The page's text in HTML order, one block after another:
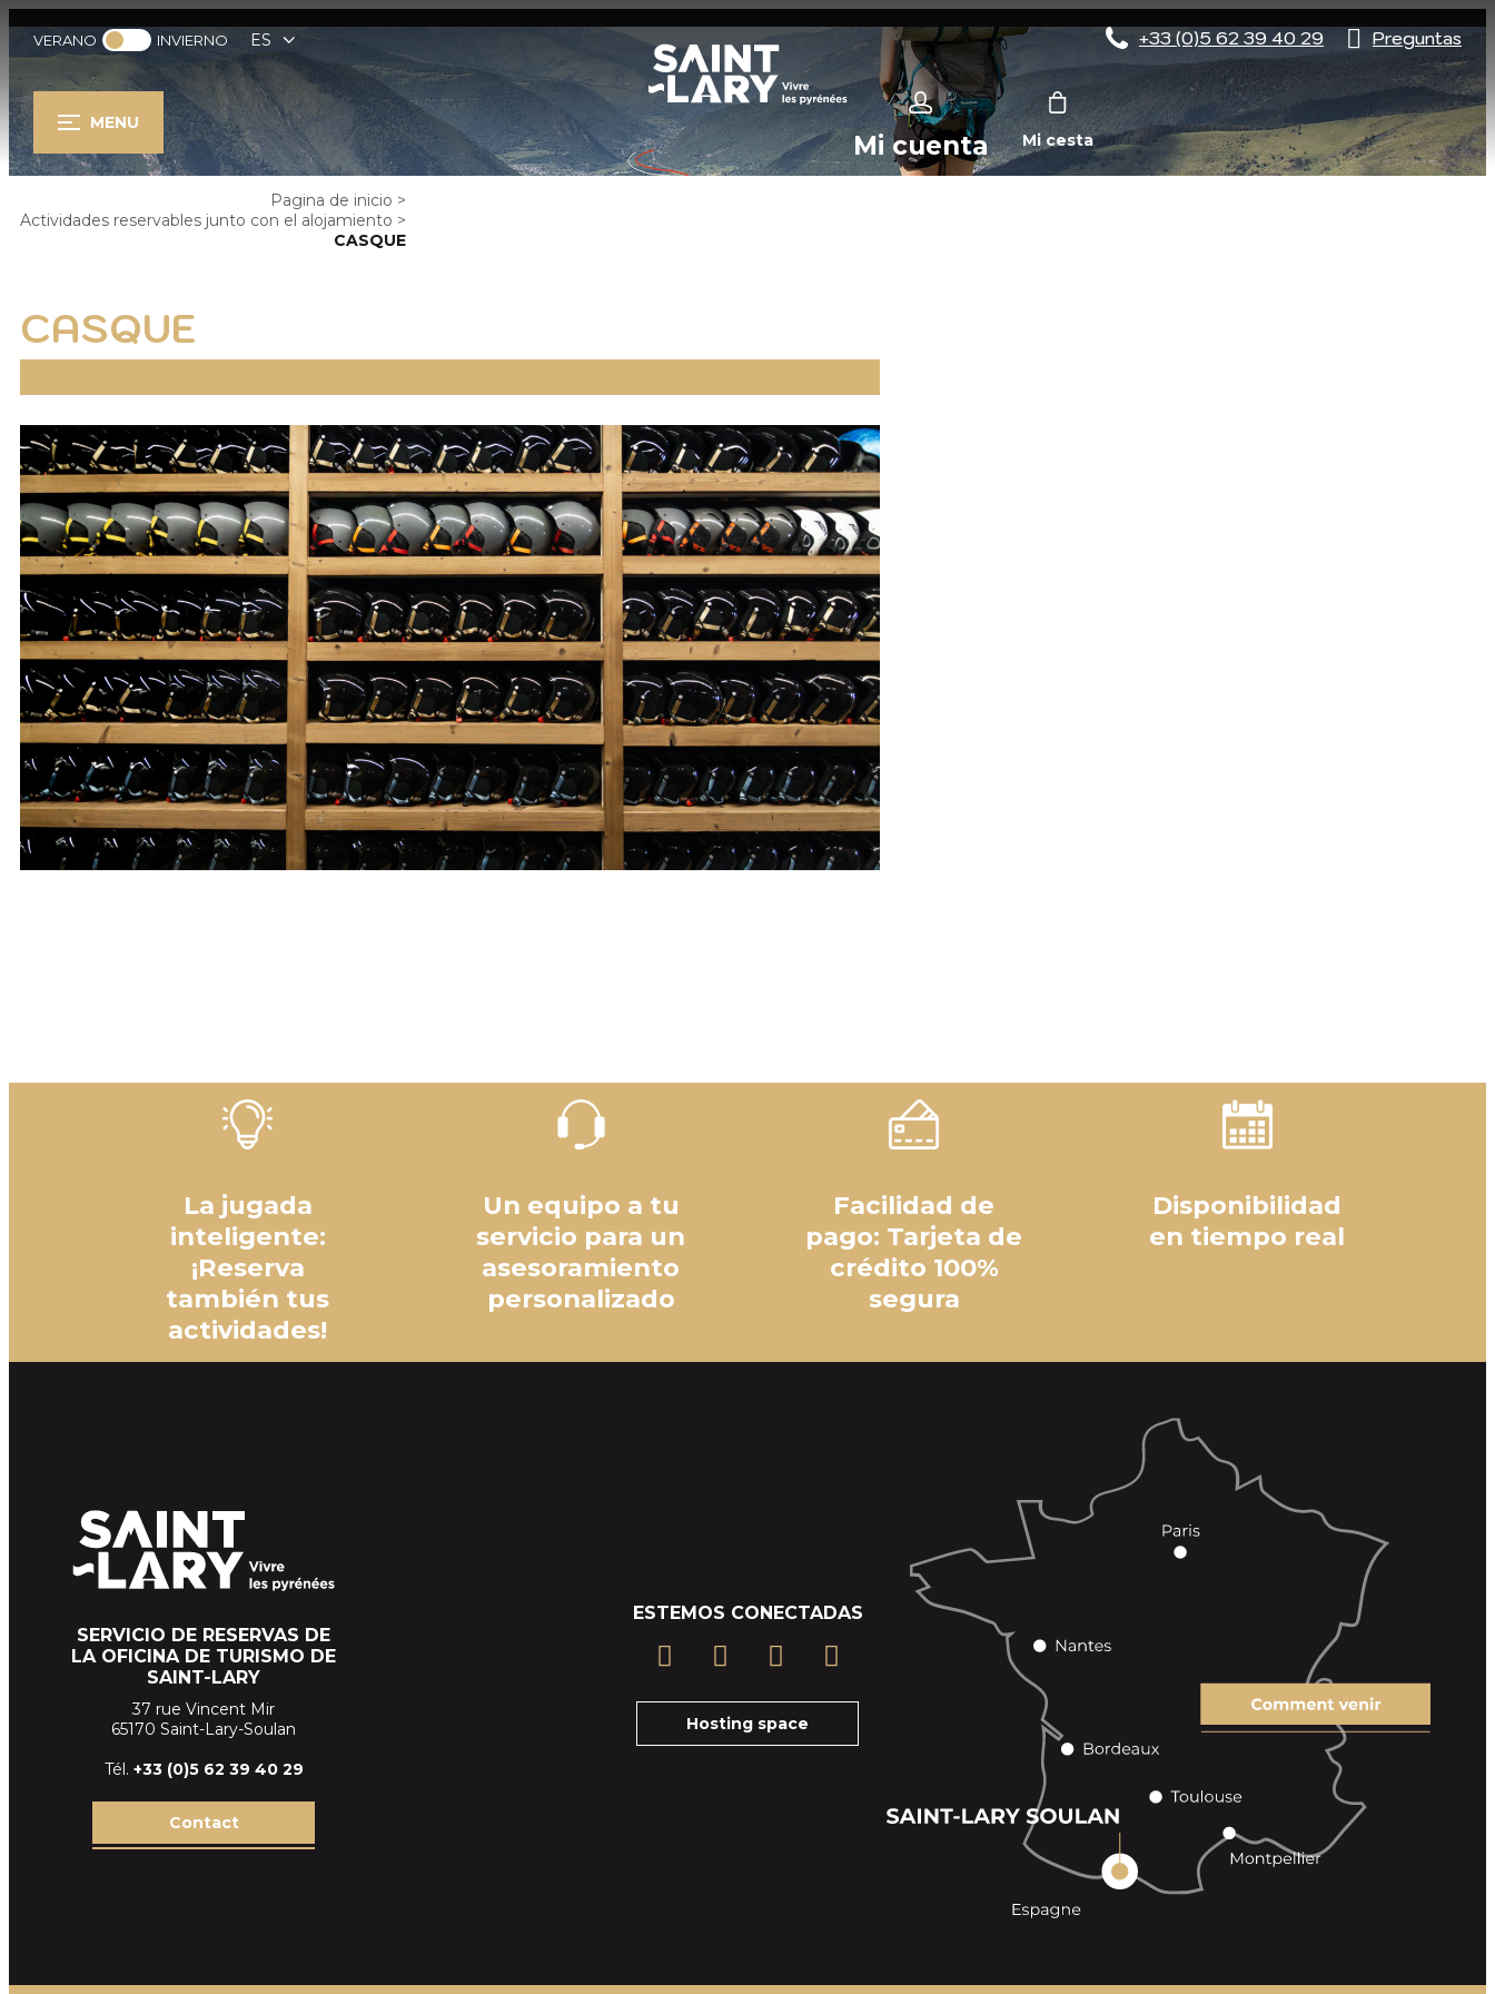
VERANO INVIERNO ES +33 (0)5 62 39 40 29 Preguntas
MENU
Mi cuenta Mi cesta
Pagina de inicio >
Actividades reservables junto con el alojamiento >
CASQUE
CASQUE
La jugada
inteligente:
¡Reserva
también tus
actividades!
Un equipo a tu
servicio para un
asesoramiento
personalizado
Facilidad de
pago: Tarjeta de
crédito 100%
segura
Disponibilidad
en tiempo real
SERVICIO DE RESERVAS DE
LA OFICINA DE TURISMO DE
SAINT-LARY
37 rue Vincent Mir
65170 Saint-Lary-Soulan
Tél. +33 (0)5 62 39 40 29
Contact
ESTEMOS CONECTADAS
Hosting space